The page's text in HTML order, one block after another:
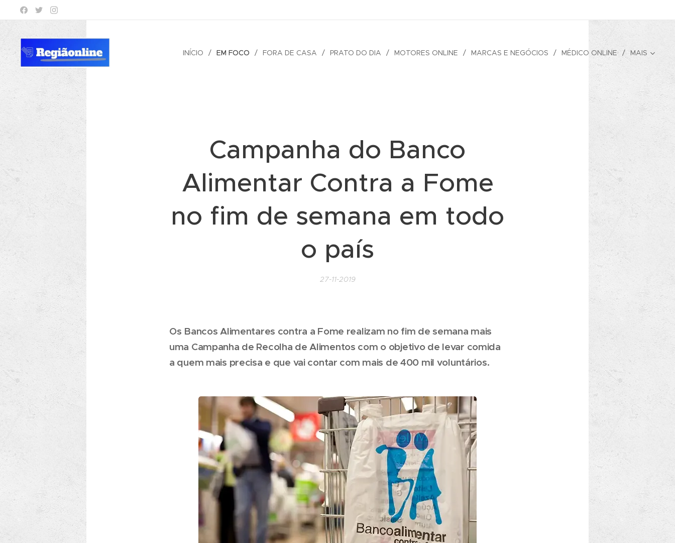
INÍCIO EM FOCO FORA DE CASA PRATO DO DIA MOTORES ONLINE MARCAS E NEGÓCIOS MÉDICO ONLINE MAIS
Campanha do Banco
Alimentar Contra a Fome
no fim de semana em todo
o país
27-11-2019
Os Bancos Alimentares contra a Fome realizam no fim de semana mais
uma Campanha de Recolha de Alimentos com o objetivo de levar comida
a quem mais precisa e que vai contar com mais de 400 mil voluntários.